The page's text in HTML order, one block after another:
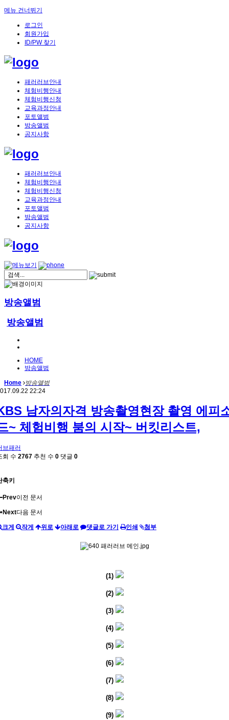
메뉴 건너뛰기
로그인
회원가입
ID/PW 찾기
패러러브안내
체험비행안내
체험비행신청
교육과정안내
포토앨범
방송앨범
공지사항
패러러브안내
체험비행안내
체험비행신청
교육과정안내
포토앨범
방송앨범
공지사항
방송앨범
방송앨범
HOME
방송앨범
Home
방송앨범
22:24
남자의자격 방송촬영현장 촬영 에피
~ 체험비행 붐의 시작~ 버킷리스트,
브패러
회 수 2767 추천 수 0 댓글 0
축키
Prev이전 문서
Next다음 문서
크게 작게 위로 아래로 댓글로 가기 인쇄 첨부
(1)
(2)
(3)
(4)
(5)
(6)
(7)
(8)
(9)